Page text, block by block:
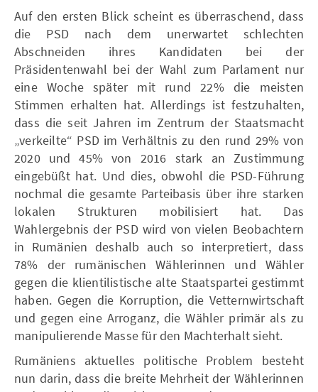
Auf den ersten Blick scheint es überraschend, dass
die PSD nach dem unerwartet schlechten
Abschneiden ihres Kandidaten bei der
Präsidentenwahl bei der Wahl zum Parlament nur
eine Woche später mit rund 22% die meisten
Stimmen erhalten hat. Allerdings ist festzuhalten,
dass die seit Jahren im Zentrum der Staatsmacht
„verkeilte“ PSD im Verhältnis zu den rund 29% von
2020 und 45% von 2016 stark an Zustimmung
eingebüßt hat. Und dies, obwohl die PSD-Führung
nochmal die gesamte Parteibasis über ihre starken
lokalen Strukturen mobilisiert hat. Das
Wahlergebnis der PSD wird von vielen Beobachtern
in Rumänien deshalb auch so interpretiert, dass
78% der rumänischen Wählerinnen und Wähler
gegen die klientilistische alte Staatspartei gestimmt
haben. Gegen die Korruption, die Vetternwirtschaft
und gegen eine Arroganz, die Wähler primär als zu
manipulierende Masse für den Machterhalt sieht.
Rumäniens aktuelles politische Problem besteht
nun darin, dass die breite Mehrheit der Wählerinnen